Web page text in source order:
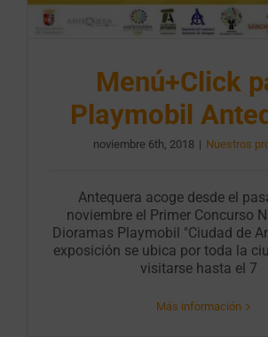
Menú+Click
Playmobil
noviembre 6th, 2018 | Nuestros
Antequera acoge desde el
noviembre el Primer Concurso
Dioramas Playmobil "Ciudad de
exposición se ubica por toda la
visitarse hasta el 7
Más información